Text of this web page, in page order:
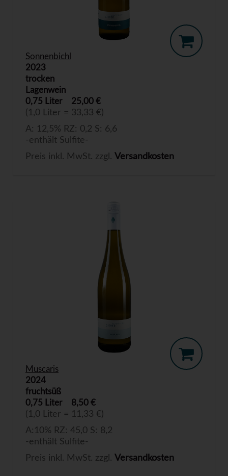
Sonnenbichl
2023
trocken
Lagenwein
0,75 Liter
25,00 €
(1,0 Liter = 33,33 €)
A: 12,5% RZ: 0,2 S: 6,6
-enthält Sulfite-
Preis inkl. MwSt. zzgl. Versandkosten
Muscaris
2024
fruchtsüß
0,75 Liter
8,50 €
(1,0 Liter = 11,33 €)
A:10% RZ: 45,0 S: 8,2
-enthält Sulfite-
Preis inkl. MwSt. zzgl. Versandkosten